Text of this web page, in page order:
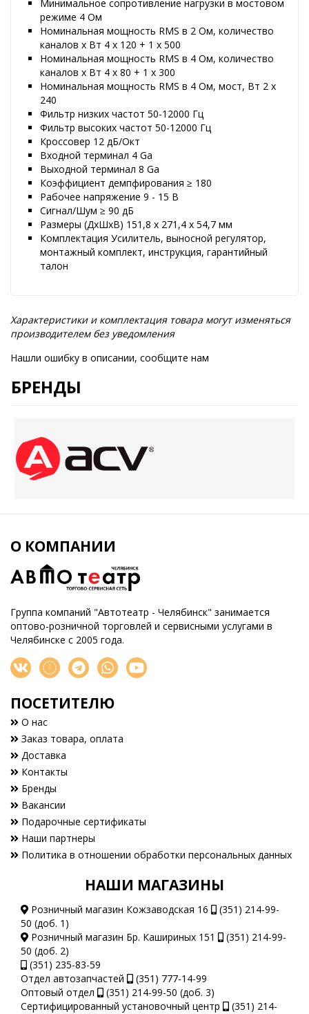
Минимальное сопротивление нагрузки в мостовом
режиме 4 Ом
Номинальная мощность RMS в 2 Ом, количество
каналов х Вт 4 х 120 + 1 х 500
Номинальная мощность RMS в 4 Ом, количество
каналов х Вт 4 х 80 + 1 х 300
Номинальная мощность RMS в 4 Ом, мост, Вт 2 x
240
Фильтр низких частот 50-12000 Гц
Фильтр высоких частот 50-12000 Гц
Кроссовер 12 дБ/Окт
Входной терминал 4 Ga
Выходной терминал 8 Ga
Коэффициент демпфирования ≥ 180
Рабочее напряжение 9 - 15 В
Сигнал/Шум ≥ 90 дБ
Размеры (ДxШxВ) 151,8 x 271,4 x 54,7 мм
Комплектация Усилитель, выносной регулятор,
монтажный комплект, инструкция, гарантийный
талон
Характеристики и комплектация товара могут изменяться
производителем без уведомления
Нашли ошибку в описании, сообщите нам
БРЕНДЫ
О КОМПАНИИ
Группа компаний "Автотеатр - Челябинск" занимается
оптово-розничной торговлей и сервисными услугами в
Челябинске с 2005 года.
ПОСЕТИТЕЛЮ
О нас
Заказ товара, оплата
Доставка
Контакты
Бренды
Вакансии
Подарочные сертификаты
Наши партнеры
Политика в отношении обработки персональных данных
НАШИ МАГАЗИНЫ
Розничный магазин Кожзаводская 16
(351) 214-99-
50 (доб. 1)
Розничный магазин Бр. Кашириных 151
(351) 214-99-
50 (доб. 2)
(351) 235-83-59
Отдел автозапчастей
(351) 777-14-99
Оптовый отдел
(351) 214-99-50 (доб. 3)
Сертифицированный установочный центр
(351) 214-